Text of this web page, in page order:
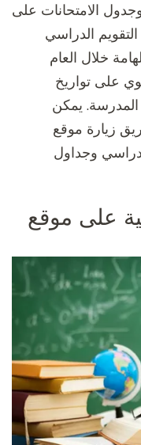
الامتحانات على
الدراسي
خلال العام
على تواريخ
يمكن
زيارة موقع
وجداول
على موقع